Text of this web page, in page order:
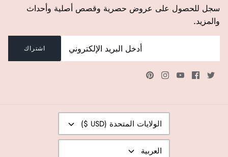
سجل للحصول على عروض حصرية وقصص أصلية وأحداث
والمزيد.
اشتراك
عملة
الولايات المتحدة (USD $)
لغةالعربية